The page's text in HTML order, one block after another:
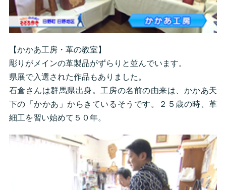
【かかあ工房・革の教室】
彫りがメインの革製品がずらりと並んでいます。
県展で入選された作品もありました。
石倉さんは群馬県出身。工房の名前の由来は、かかあ天
下の「かかあ」からきているそうです。２５歳の時、革
細工を習い始めて５０年。